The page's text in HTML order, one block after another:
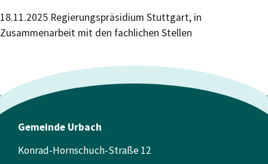
18.11.2025 Regierungspräsidium Stuttgart, in
Zusammenarbeit mit den fachlichen Stellen
Gemeinde Urbach
Konrad-Hornschuch-Straße 12